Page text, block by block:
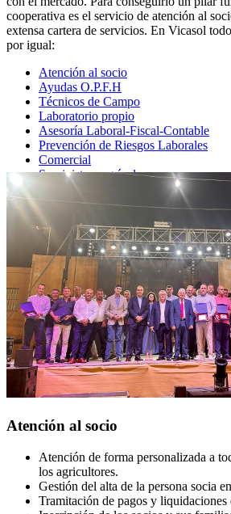
cooperativa es el servicio de atención al
extensa cartera de servicios. En Vicasol
por igual:
Atención al socio
Ayudas O.P.F.H
Técnicos de Campo
Laboratorio propio
Asesoría Laboral-Fiscal-Contable
Prevención de Riesgos Laborales
Comercial
Suministros agrícolas
Gestión medioambiental
Gestión de la siembra
Estaciones de Servicio y
Otras Actividades
Atención al socio
Atención de forma personalizada a
los agricultores.
Gestión del alta de la persona socia
Tramitación de pagos y liquidaciones